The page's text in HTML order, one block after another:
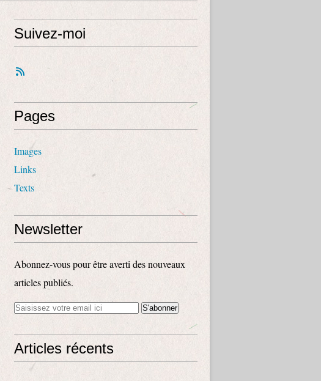
Suivez-moi
Pages
Images
Links
Texts
Newsletter
Abonnez-vous pour être averti des nouveaux
articles publiés.
Articles récents